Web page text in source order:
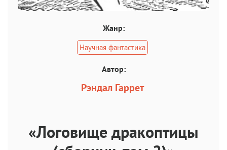
Жанр:
Научная фантастика
Автор:
Рэндал Гаррет
«Логовище дракоптицы